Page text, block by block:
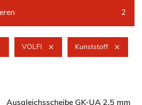
2
VOLFI Kunststoff
Ausgleichsscheibe GK-UA 2,5 mm